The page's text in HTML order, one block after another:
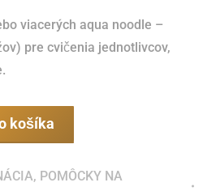
viacerých aqua noodle –
pre cvičenia jednotlivcov,
košíka
, POMÔCKY NA